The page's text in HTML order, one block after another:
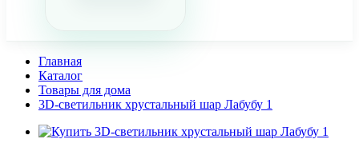
Главная
Каталог
Товары для дома
3D-светильник хрустальный шар Лабубу 1